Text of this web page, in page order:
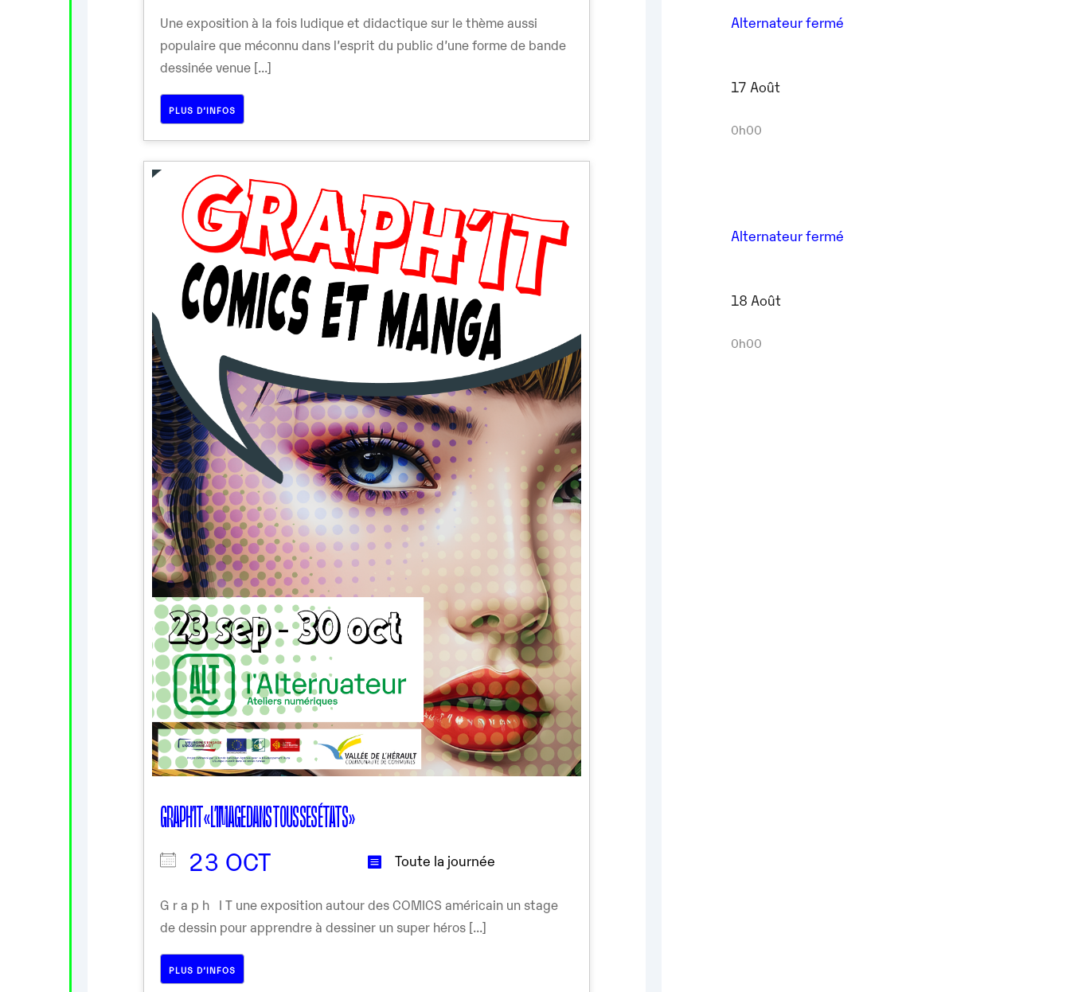
Une exposition à la fois ludique et didactique sur le thème aussi
populaire que méconnu dans l’esprit du public d’une forme de bande
dessinée venue [...]
PLUS D’INFOS
GRAPH’IT « L’IMAGE DANS TOUS SES ÉTATS »
23 OCT Toute la journée
G r a p h I T une exposition autour des COMICS américain un stage
de dessin pour apprendre à dessiner un super héros [...]
PLUS D’INFOS
Alternateur fermé
17 Août
0h00
Alternateur fermé
18 Août
0h00